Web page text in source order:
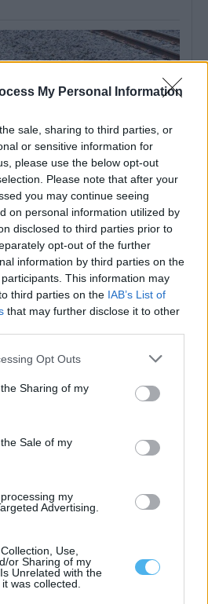
My Personal Information
sale, sharing to third parties, or
or sensitive information for
please use the below opt-out
Please note that after your
you may continue seeing
on personal information utilized by
disclosed to third parties prior to
opt-out of the further
information by third parties on the
participants. This information may
third parties on the IAB’s List of
that may further disclose it to other
Opt Outs
Sharing of my
Sale of my
my
Advertising.
Use,
or Sharing of my
Unrelated with the
was collected.
do serviço ferroviário na Linha
ferroviária do Alentejo criticou
de 600m€ para reabilitar a Estação
(IP) lançou um concurso público